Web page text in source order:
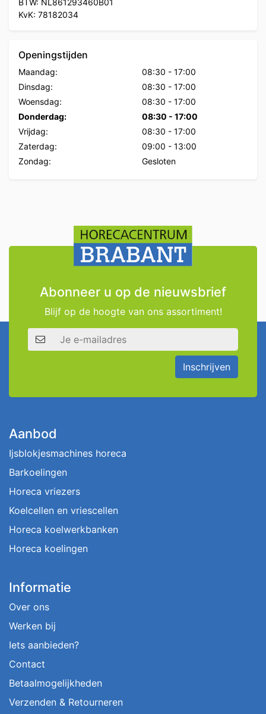
KvK: 78182034
Openingstijden
Maandag: 08:30 - 17:00
Dinsdag:
08:30 - 17:00
Woensdag:
08:30 - 17:00
Donderdag:
08:30 - 17:00
Vrijdag:
08:30 - 17:00
Zaterdag:
09:00 - 13:00
Zondag:
Gesloten
Abonneer u op de nieuwsbrief
Blijf op de hoogte van ons assortiment!
E-mailadres
Inschrijven
Aanbod
Ijsblokjesmachines horeca
Barkoelingen
Horeca vriezers
Koelcellen en vriescellen
Horeca koelwerkbanken
Horeca koelingen
Informatie
Over ons
Werken bij
Iets aanbieden?
Contact
Betaalmogelijkheden
Verzenden & Retourneren